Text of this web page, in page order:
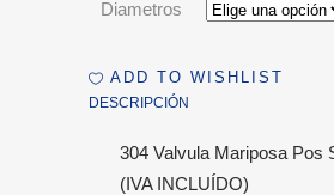
Diametros
ADD TO WISHLIST
DESCRIPCIÓN
304 Valvula Mariposa Pos
(IVA INCLUÍDO)